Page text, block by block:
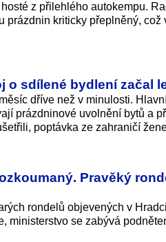
z přilehlého autokempu.
prázdnin kriticky přeplněný,
o sdílené bydlení začal
dříve než v minulosti.
prázdninové uvolnění bytů a
poptávka ze zahraničí
Pravěký
rondelů objevených v
ministerstvo se zabývá